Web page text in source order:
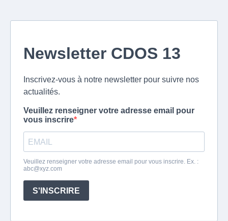
Newsletter CDOS 13
Inscrivez-vous à notre newsletter pour suivre nos
actualités.
Veuillez renseigner votre adresse email pour
vous inscrire
Veuillez renseigner votre adresse email pour vous inscrire. Ex. :
abc@xyz.com
S'INSCRIRE